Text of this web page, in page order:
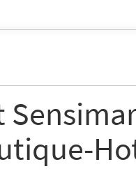
Uhr)